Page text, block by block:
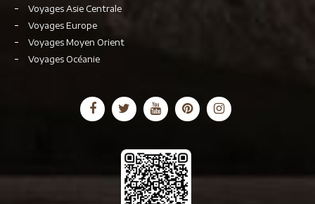
Voyages Asie Centrale
Voyages Europe
Voyages Moyen Orient
Voyages Océanie